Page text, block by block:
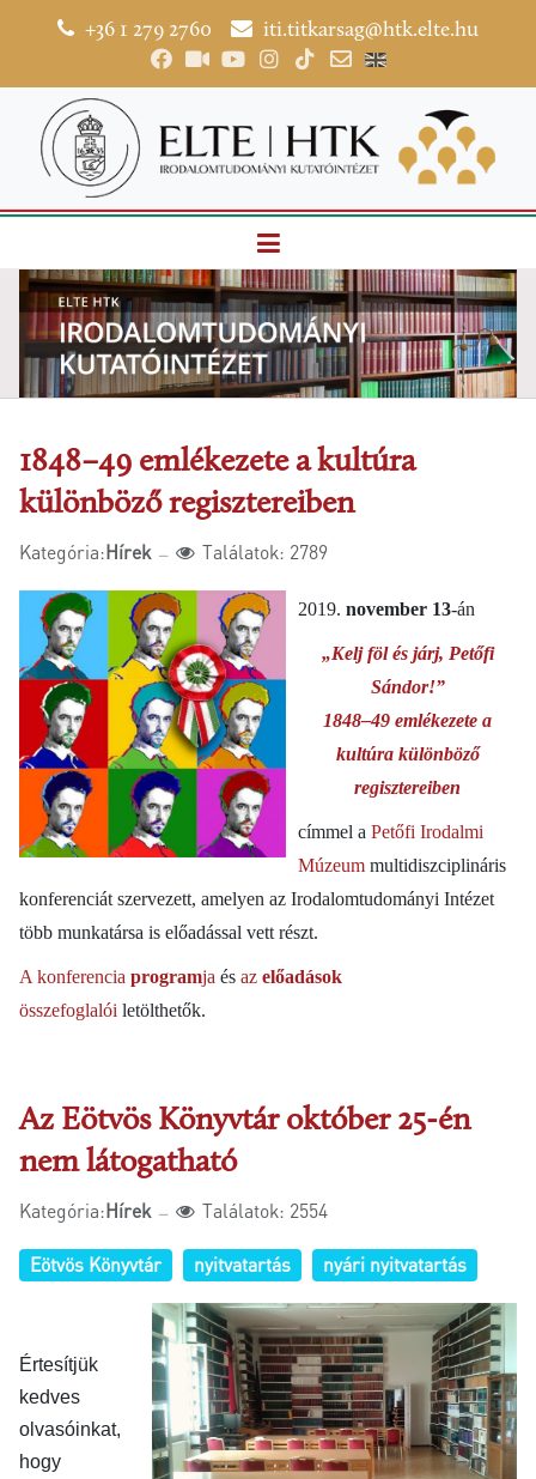
+36 1 279 2760 iti.titkarsag@htk.elte.hu
1848–49 emlékezete a kultúra
különböző regisztereiben
Kategória:Hírek Találatok: 2789
2019. november 13-án
„Kelj föl és járj, Petőfi
Sándor!”
1848–49 emlékezete a
kultúra különböző
regisztereiben
címmel a Petőfi Irodalmi
Múzeummultidiszciplináris
konferenciát szervezett, amelyen az Irodalomtudományi Intézet
több munkatársa is előadással vett részt.
A konferencia programja és az előadások
összefoglalói letölthetők.
Az Eötvös Könyvtár október 25-én
nem látogatható
Kategória:Hírek Találatok: 2554
Eötvös Könyvtár nyitvatartás nyári nyitvatartás
Értesítjük
kedves
olvasóinkat,
hogy